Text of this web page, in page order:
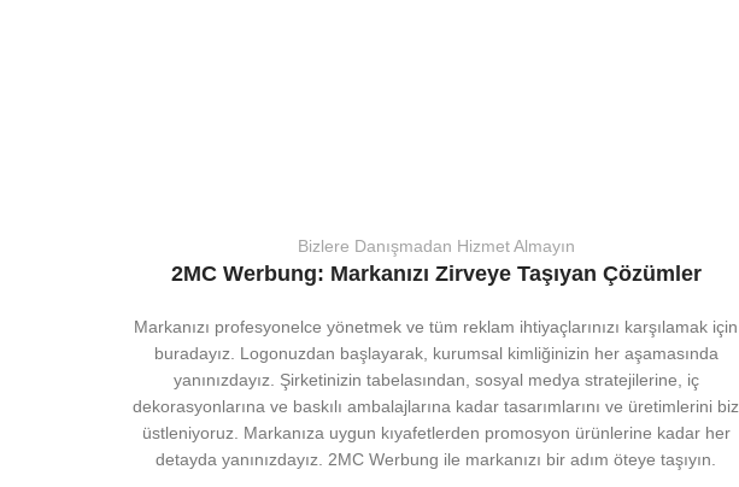
Bizlere Danışmadan Hizmet Almayın
2MC Werbung: Markanızı Zirveye Taşıyan Çözümler
Markanızı profesyonelce yönetmek ve tüm reklam ihtiyaçlarınızı karşılamak için
buradayız. Logonuzdan başlayarak, kurumsal kimliğinizin her aşamasında
yanınızdayız. Şirketinizin tabelasından, sosyal medya stratejilerine, iç
dekorasyonlarına ve baskılı ambalajlarına kadar tasarımlarını ve üretimlerini biz
üstleniyoruz. Markanıza uygun kıyafetlerden promosyon ürünlerine kadar her
detayda yanınızdayız. 2MC Werbung ile markanızı bir adım öteye taşıyın.